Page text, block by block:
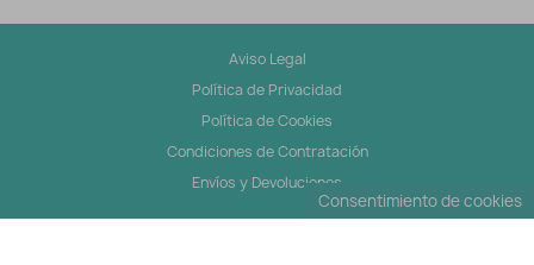
Aviso Legal
Política de Privacidad
Política de Cookies
Condiciones de Contratación
Envíos y Devoluciones
Consentimiento de cookies